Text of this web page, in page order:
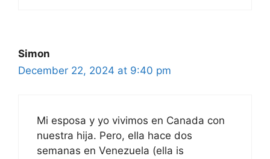
Simon
December 22, 2024 at 9:40 pm
Mi esposa y yo vivimos en Canada con
nuestra hija. Pero, ella hace dos
semanas en Venezuela (ella is